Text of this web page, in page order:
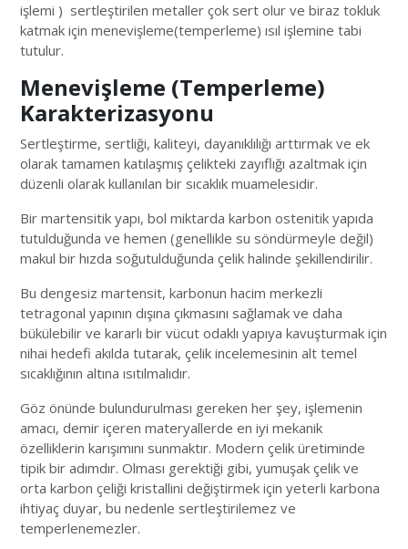
işlemi ) sertleştirilen metaller çok sert olur ve biraz tokluk
katmak için menevişleme(temperleme) ısıl işlemine tabi
tutulur.
Menevişleme (Temperleme)
Karakterizasyonu
Sertleştirme, sertliği, kaliteyi, dayanıklılığı arttırmak ve ek
olarak tamamen katılaşmış çelikteki zayıflığı azaltmak için
düzenli olarak kullanılan bir sıcaklık muamelesidir.
Bir martensitik yapı, bol miktarda karbon ostenitik yapıda
tutulduğunda ve hemen (genellikle su söndürmeyle değil)
makul bir hızda soğutulduğunda çelik halinde şekillendirilir.
Bu dengesiz martensit, karbonun hacim merkezli
tetragonal yapının dışına çıkmasını sağlamak ve daha
bükülebilir ve kararlı bir vücut odaklı yapıya kavuşturmak için
nihai hedefi akılda tutarak, çelik incelemesinin alt temel
sıcaklığının altına ısıtılmalıdır.
Göz önünde bulundurulması gereken her şey, işlemenin
amacı, demir içeren materyallerde en iyi mekanik
özelliklerin karışımını sunmaktır. Modern çelik üretiminde
tipik bir adımdır. Olması gerektiği gibi, yumuşak çelik ve
orta karbon çeliği kristallini değiştirmek için yeterli karbona
ihtiyaç duyar, bu nedenle sertleştirilemez ve
temperlenemezler.